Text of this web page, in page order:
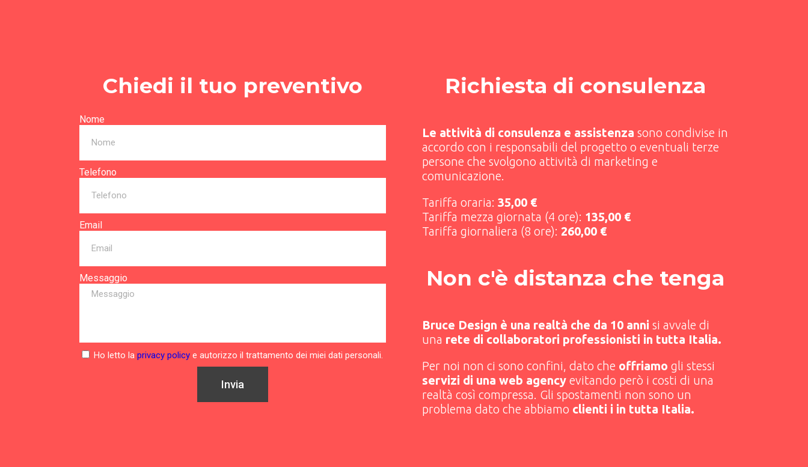
Chiedi il tuo preventivo
Nome
Telefono
Email
Messaggio
Ho letto la privacy policy e autorizzo il trattamento dei miei dati personali.
Invia
Richiesta di consulenza
Le attività di consulenza e assistenza sono condivise in
accordo con i responsabili del progetto o eventuali terze
persone che svolgono attività di marketing e
comunicazione.
Tariffa oraria: 35,00 €
Tariffa mezza giornata (4 ore): 135,00 €
Tariffa giornaliera (8 ore): 260,00 €
Non c'è distanza che tenga
Bruce Design è una realtà che da 10 anni si avvale di
una rete di collaboratori professionisti in tutta Italia.
Per noi non ci sono confini, dato che offriamo gli stessi
servizi di una web agency evitando però i costi di una
realtà così compressa. Gli spostamenti non sono un
problema dato che abbiamo clienti i in tutta Italia.